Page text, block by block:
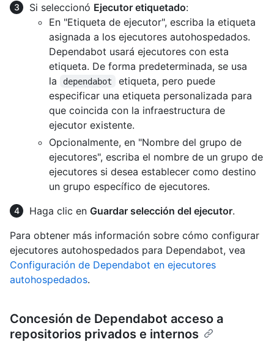
Si seleccionó Ejecutor etiquetado:
En "Etiqueta de ejecutor", escriba la etiqueta
asignada a los ejecutores autohospedados.
Dependabot usará ejecutores con esta
etiqueta. De forma predeterminada, se usa
la
dependabot
etiqueta, pero puede
especificar una etiqueta personalizada para
que coincida con la infraestructura de
ejecutor existente.
Opcionalmente, en "Nombre del grupo de
ejecutores", escriba el nombre de un grupo de
ejecutores si desea establecer como destino
un grupo específico de ejecutores.
Haga clic en Guardar selección del ejecutor.
Para obtener más información sobre cómo configurar
ejecutores autohospedados para Dependabot, vea
Configuración de Dependabot en ejecutores
autohospedados.
Concesión de Dependabot acceso a
repositorios privados e internos